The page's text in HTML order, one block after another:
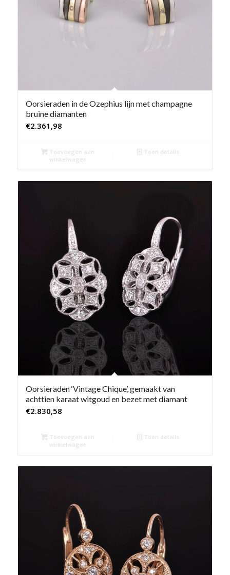
Oorsieraden in de Ozephius lijn met champagne
bruine diamanten
€2.361,98
Toevoegen aan
winkelwagen
Toon details
Oorsieraden ‘Vintage Chique’, gemaakt van
achttien karaat witgoud en bezet met diamant
€2.830,58
Toevoegen aan
winkelwagen
Toon details